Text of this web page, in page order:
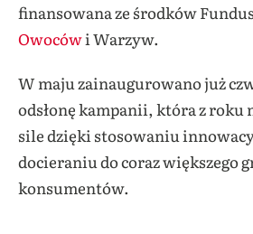
finansowana ze środków
Owocówi Warzyw.
W maju zainaugurowano już
odsłonę kampanii, która z roku
sile dzięki stosowaniu
docieraniu do coraz większego
konsumentów.